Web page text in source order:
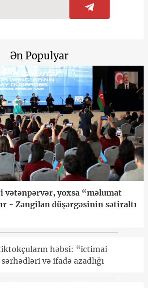
Ən Populyar
vətənpərvər, yoxsa “məlumat
- Zəngilan düşərgəsinin sətiraltı
həbsi: “ictimai
və ifadə azadlığı